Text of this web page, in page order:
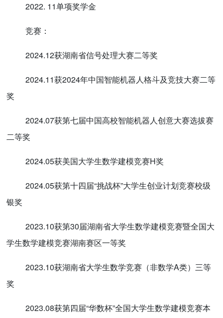
2022. 11单项奖学金
竞赛：
2024.12获湖南省信号处理大赛二等奖
2024.11获2024年中国智能机器人格斗及竞技大赛二等
奖
2024.07获第七届中国高校智能机器人创意大赛选拔赛
二等奖
2024.05获美国大学生数学建模竞赛H奖
2024.05获第十四届“挑战杯”大学生创业计划竞赛校级
银奖
2023.10获第30届湖南省大学生数学建模竞赛暨全国大
学生数学建模竞赛湖南赛区一等奖
2023.10获湖南省大学生数学竞赛（非数学A类）三等
奖
2023.08获第四届“华数杯”全国大学生数学建模竞赛本